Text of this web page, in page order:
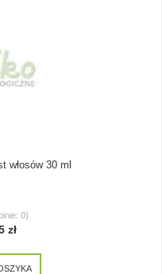
włosów 30 ml
0)
zł